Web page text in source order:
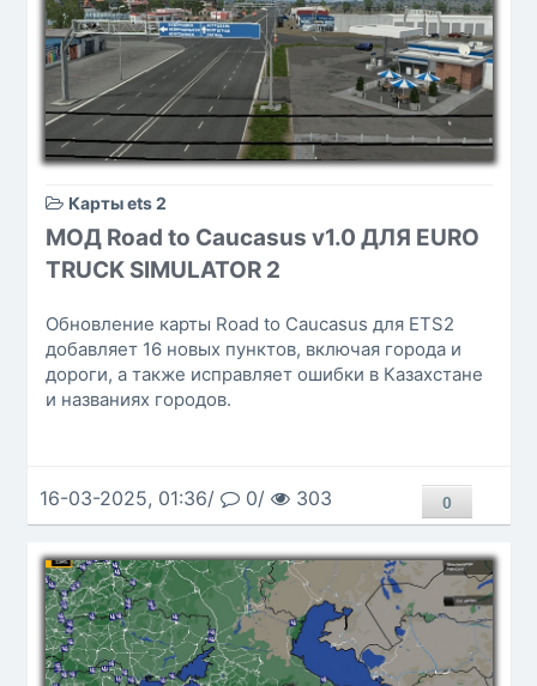
Карты ets 2
МОД Road to Caucasus v1.0 ДЛЯ EURO
TRUCK SIMULATOR 2
Обновление карты Road to Caucasus для ETS2
добавляет 16 новых пунктов, включая города и
дороги, а также исправляет ошибки в Казахстане
и названиях городов.
16-03-2025, 01:36/ 0/ 303 0